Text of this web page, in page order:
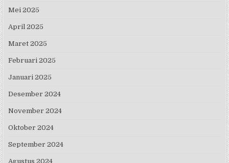
Mei 2025
April 2025
Maret 2025
Februari 2025
Januari 2025
Desember 2024
November 2024
Oktober 2024
September 2024
Agustus 2024